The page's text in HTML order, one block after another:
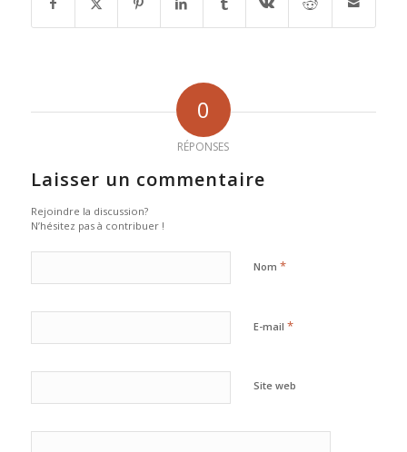
0
RÉPONSES
Laisser un commentaire
Rejoindre la discussion?
N’hésitez pas à contribuer !
Nom *
E-mail *
Site web